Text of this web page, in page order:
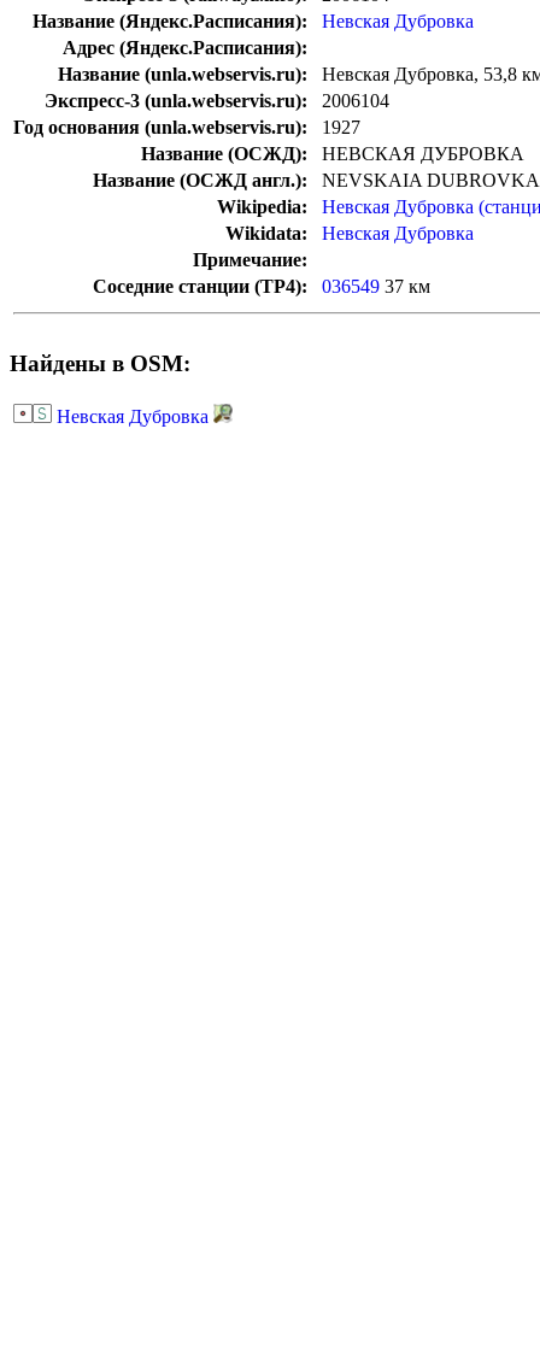
Название (Яндекс.Расписания):
Невская Дубровка
Адрес (Яндекс.Расписания):
Название (unla.webservis.ru):
Невская Дубровка, 53,8
Экспресс-3 (unla.webservis.ru):
2006104
Год основания (unla.webservis.ru):
1927
Название (ОСЖД):
НЕВСКАЯ ДУБРОВКА
Название (ОСЖД англ.):
NEVSKAIA DUBROVKA
Wikipedia:
Невская Дубровка
Wikidata:
Невская Дубровка
Примечание:
Соседние станции (ТР4):
036549 37 км
Найдены в OSM:
Невская Дубровка